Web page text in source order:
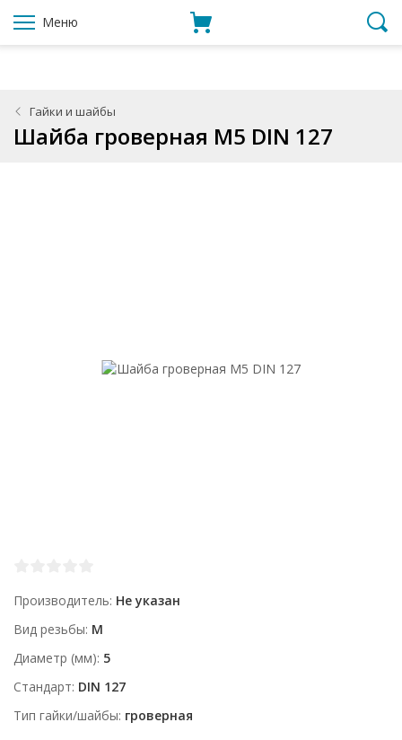
Меню
Гайки и шайбы
Шайба гроверная М5 DIN 127
Производитель Не указан
Вид резьбы М
Диаметр (мм) 5
Стандарт DIN 127
Тип гайки/шайбы гроверная